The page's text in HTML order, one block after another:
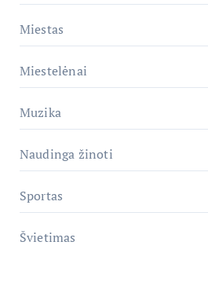
Miestas
Miestelėnai
Muzika
Naudinga žinoti
Sportas
Švietimas